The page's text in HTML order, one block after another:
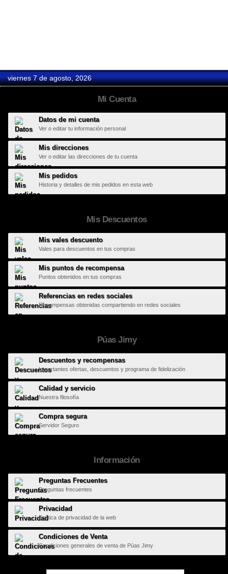
viernes 7 de agosto, 2026
Mi Cuenta
Datos de mi cuenta
Ver o editar tu información personal
Mis direcciones
Ver o editar las direcciones de tu cuenta
Mis pedidos
Historia y detalles de mis pedidos en esta web
Mis Descuentos
Mis vales descuento
Vales para descuentos en tus compras
Mis puntos de recompensa
Puntos obtenidos en tus compras
Referencias en redes sociales
Recompensas obtenidas compartiendo en redes sociales
Púas Jimy
Descuentos y recompensas
Importantes ofertas, descuentos y programa de fidelización
Calidad y servicio
Nuestra filosofía
Compra segura
Servidor Seguro
Información
Preguntas Frecuentes
Preguntas frecuentes
Privacidad
Política de privacidad de la web
Condiciones de Venta
Condiciones generales de venta de Púas Jimy